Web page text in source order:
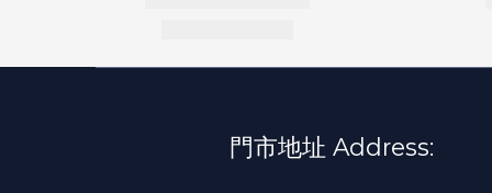
門市地址 Address: